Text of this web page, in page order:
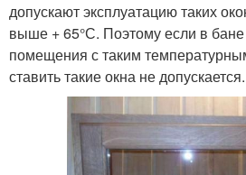
допускают эксплуатацию таких
выше + 65°С. Поэтому если в
помещения с таким
ставить такие окна не допускается.